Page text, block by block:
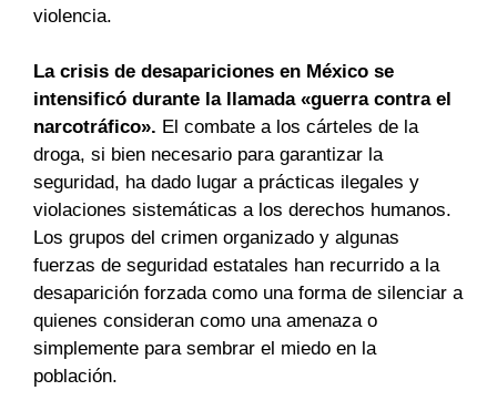
violencia.
La crisis de desapariciones en México se
intensificó durante la llamada «guerra contra el
narcotráfico». El combate a los cárteles de la
droga, si bien necesario para garantizar la
seguridad, ha dado lugar a prácticas ilegales y
violaciones sistemáticas a los derechos humanos.
Los grupos del crimen organizado y algunas
fuerzas de seguridad estatales han recurrido a la
desaparición forzada como una forma de silenciar a
quienes consideran como una amenaza o
simplemente para sembrar el miedo en la
población.